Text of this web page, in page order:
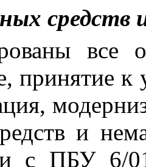
средств
все
принятие к
и
с ПБУ 6/